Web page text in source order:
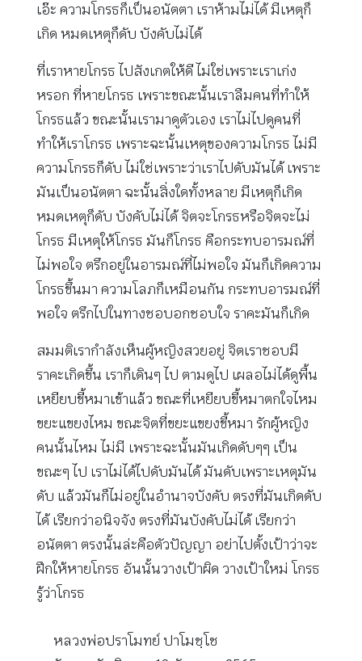
เอ๊ะ ความโกรธก็เป็นอนัตตา เราห้ามไม่ได้ มีเหตุก็
เกิด หมดเหตุก็ดับ บังคับไม่ได้
ที่เราหายโกรธ ไปสังเกตให้ดี ไม่ใช่เพราะเราเก่ง
หรอก ที่หายโกรธ เพราะขณะนั้นเราลืมคนที่ทำให้
โกรธแล้ว ขณะนั้นเรามาดูตัวเอง เราไม่ไปดูคนที่
ทำให้เราโกรธ เพราะฉะนั้นเหตุของความโกรธ ไม่มี
ความโกรธก็ดับ ไม่ใช่เพราะว่าเราไปดับมันได้ เพราะ
มันเป็นอนัตตา ฉะนั้นสิ่งใดทั้งหลาย มีเหตุก็เกิด
หมดเหตุก็ดับ บังคับไม่ได้ จิตจะโกรธหรือจิตจะไม่
โกรธ มีเหตุให้โกรธ มันก็โกรธ คือกระทบอารมณ์ที่
ไม่พอใจ ตรึกอยู่ในอารมณ์ที่ไม่พอใจ มันก็เกิดความ
โกรธขึ้นมา ความโลภก็เหมือนกัน กระทบอารมณ์ที่
พอใจ ตรึกไปในทางชอบอกชอบใจ ราคะมันก็เกิด
สมมติเรากำลังเห็นผู้หญิงสวยอยู่ จิตเราชอบมี
ราคะเกิดขึ้น เราก็เดินๆ ไป ตามดูไป เผลอไม่ได้ดูพื้น
เหยียบขี้หมาเข้าแล้ว ขณะที่เหยียบขี้หมาตกใจไหม
ขยะแขยงไหม ขณะจิตที่ขยะแขยงขี้หมา รักผู้หญิง
คนนั้นไหม ไม่มี เพราะฉะนั้นมันเกิดดับๆๆ เป็น
ขณะๆ ไป เราไม่ได้ไปดับมันได้ มันดับเพราะเหตุมัน
ดับ แล้วมันก็ไม่อยู่ในอำนาจบังคับ ตรงที่มันเกิดดับ
ได้ เรียกว่าอนิจจัง ตรงที่มันบังคับไม่ได้ เรียกว่า
อนัตตา ตรงนั้นล่ะคือตัวปัญญา อย่าไปตั้งเป้าว่าจะ
ฝึกให้หายโกรธ อันนั้นวางเป้าผิด วางเป้าใหม่ โกรธ
รู้ว่าโกรธ
หลวงพ่อปราโมทย์ ปาโมชฺโช